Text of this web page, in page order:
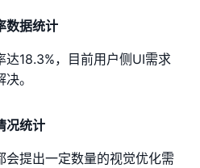
数据统计
达18.3%，目前用户侧UI需求
。
况统计
会提出一定数量的视觉优化需